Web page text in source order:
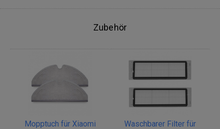
Zubehör
Mopptuch für Xiaomi
Waschbarer Filter für